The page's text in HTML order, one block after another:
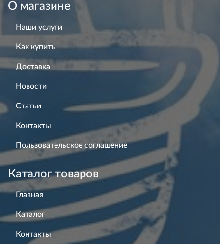
О магазине
Наши услуги
Как купить
Доставка
Новости
Статьи
Контакты
Пользовательское соглашение
Каталог товаров
Главная
Каталог
Контакты